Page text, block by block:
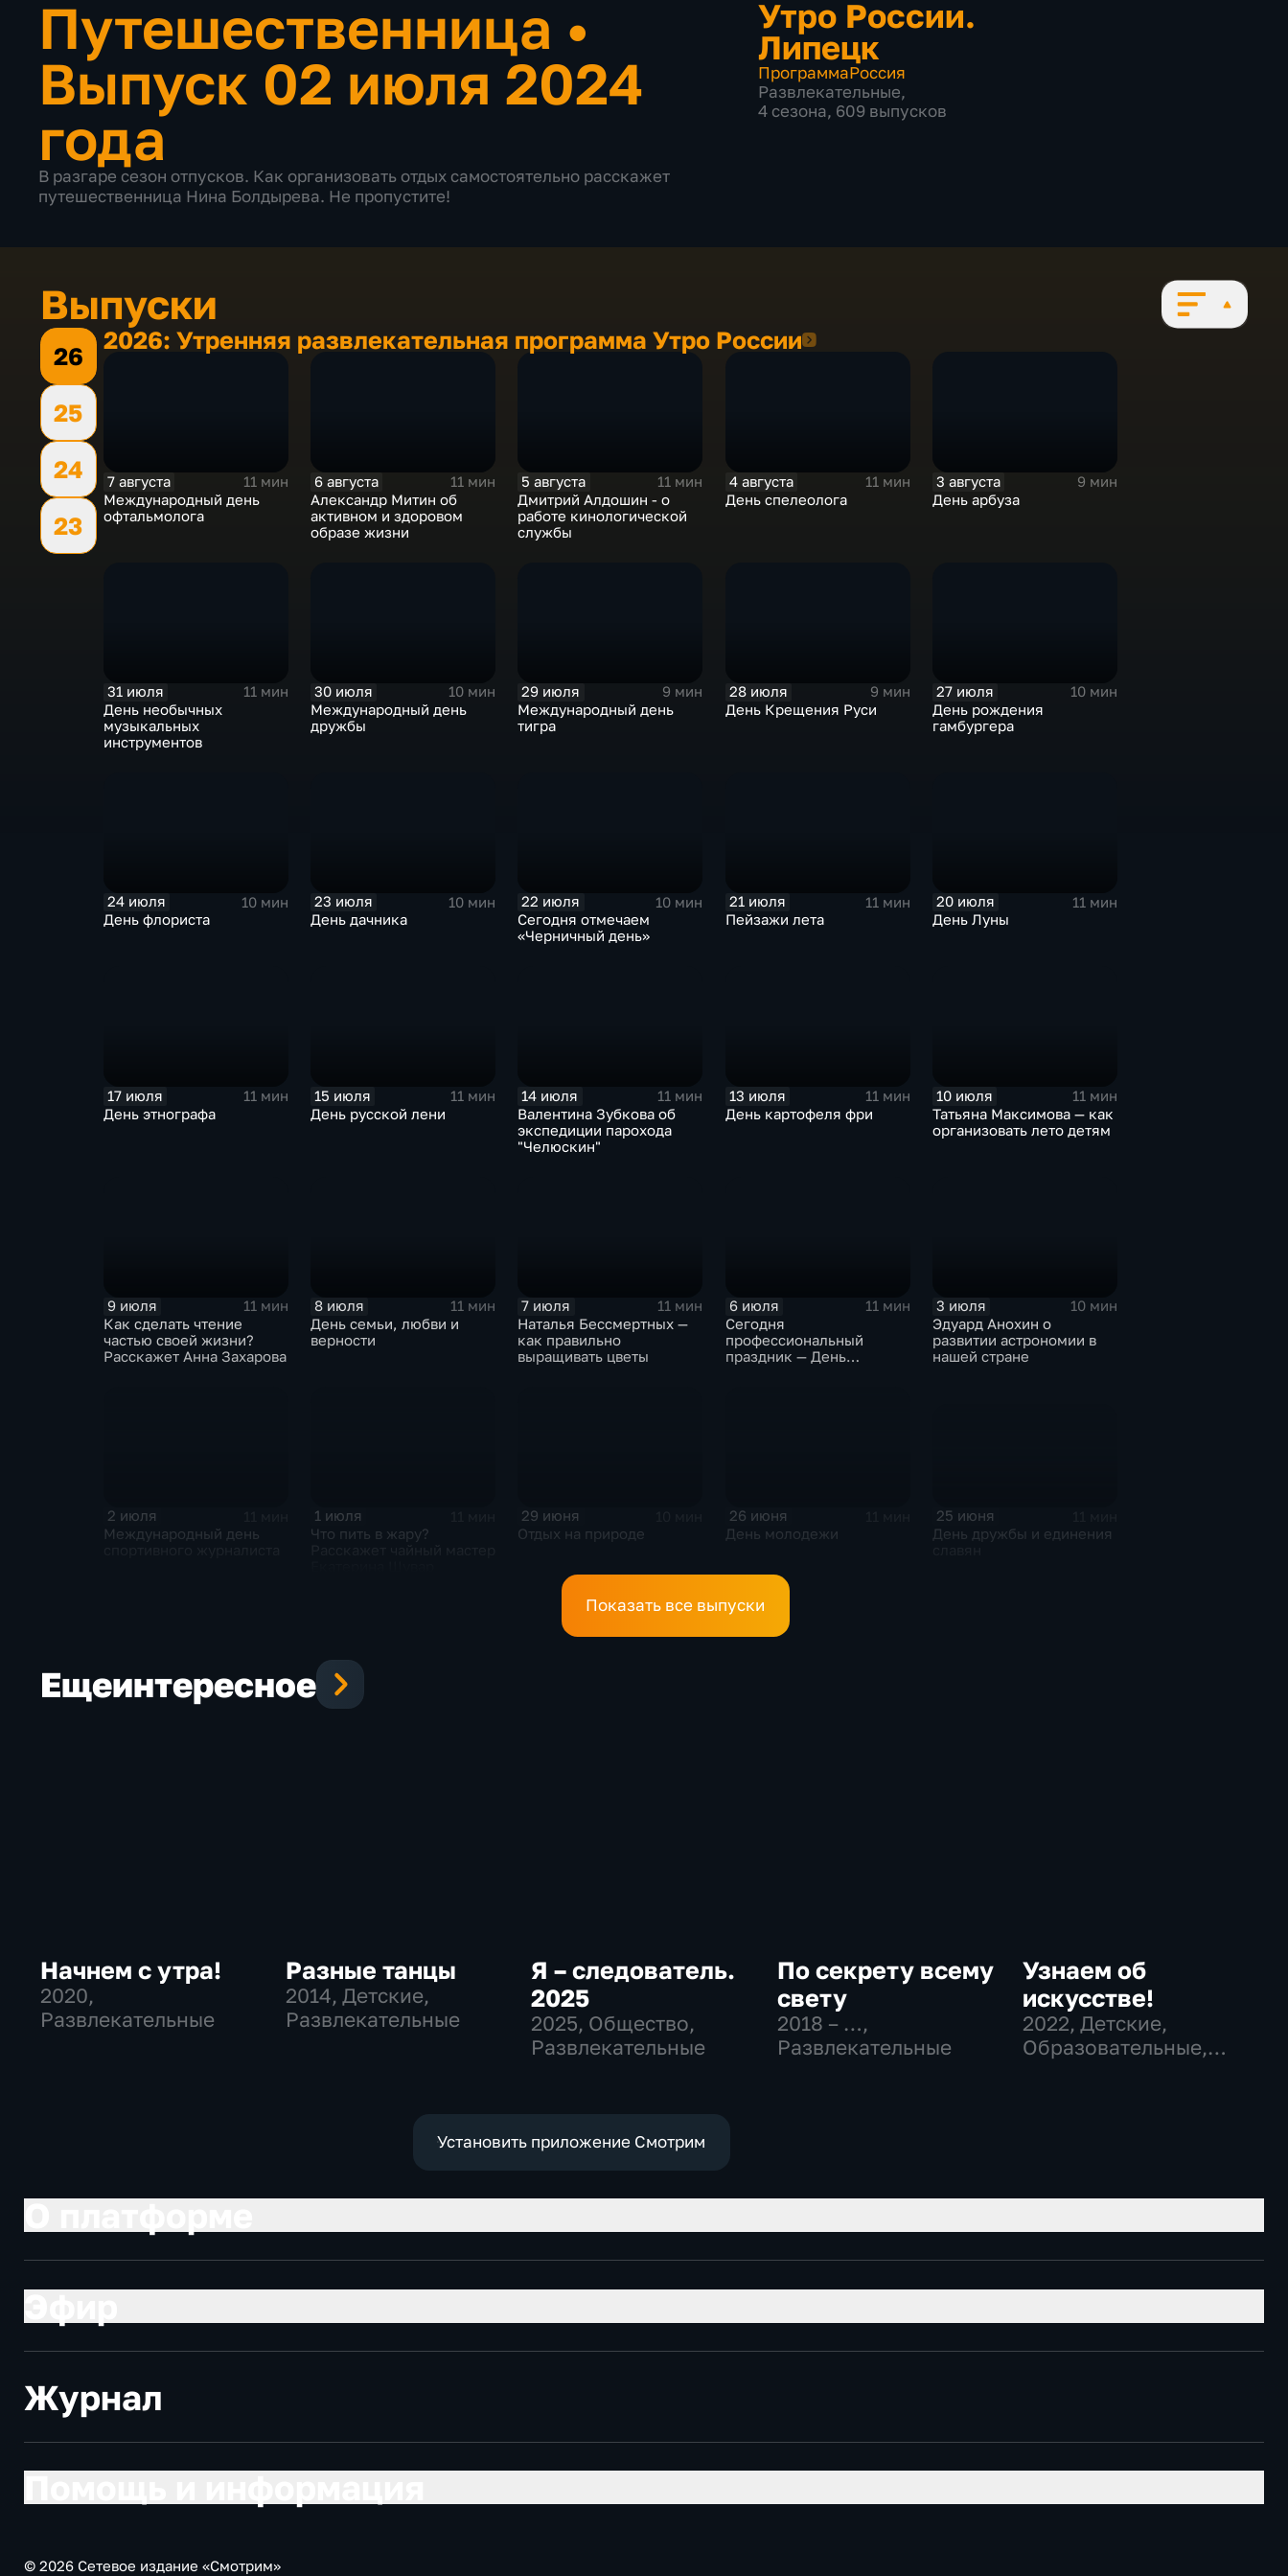
Путешественница •
Выпуск 02 июля 2024
года
В разгаре сезон отпусков. Как организовать отдых самостоятельно расскажет
путешественница Нина Болдырева. Не пропустите!
Утро России.
Липецк
ПрограммаРоссия
Развлекательные,
4 сезона, 609 выпусков
Выпуски
26
25
24
23
2026: Утренняя развлекательная программа Утро России2026
7 августа
11 мин
Международный день
офтальмолога
6 августа
11 мин
Александр Митин об
активном и здоровом
образе жизни
5 августа
11 мин
Дмитрий Алдошин - о
работе кинологической
службы
4 августа
11 мин
День спелеолога
3 августа
9 мин
День арбуза
31 июля
11 мин
День необычных
музыкальных
инструментов
30 июля
10 мин
Международный день
дружбы
29 июля
9 мин
Международный день
тигра
28 июля
9 мин
День Крещения Руси
27 июля
10 мин
День рождения
гамбургера
24 июля
10 мин
День флориста
23 июля
10 мин
День дачника
22 июля
10 мин
Сегодня отмечаем
«Черничный день»
21 июля
11 мин
Пейзажи лета
20 июля
11 мин
День Луны
17 июля
11 мин
День этнографа
15 июля
11 мин
День русской лени
14 июля
11 мин
Валентина Зубкова об
экспедиции парохода
"Челюскин"
13 июля
11 мин
День картофеля фри
10 июля
11 мин
Татьяна Максимова — как
организовать лето детям
9 июля
11 мин
Как сделать чтение
частью своей жизни?
Расскажет Анна Захарова
8 июля
11 мин
День семьи, любви и
верности
7 июля
11 мин
Наталья Бессмертных —
как правильно
выращивать цветы
6 июля
11 мин
Сегодня
профессиональный
праздник — День
3 июля
10 мин
Эдуард Анохин о
развитии астрономии в
нашей стране
2 июля
Международный день
1 июля
Что пить в жару?
29 июня
Отдых на природе
26 июня
День молодежи
25 июня
День дружбы и единения
Показать все выпуски
Ещеинтересное
Начнем с утра!
2020,
Развлекательные
Разные танцы
2014, Детские,
Развлекательные
Я – следователь.
2025
2025, Общество,
Развлекательные
По секрету всему
свету
2018 – …,
Развлекательные
Узнаем об
искусстве!
2022, Детские,
Образовательные,
Установить приложение Смотрим
Журнал
© 2026 Сетевое издание «Смотрим»